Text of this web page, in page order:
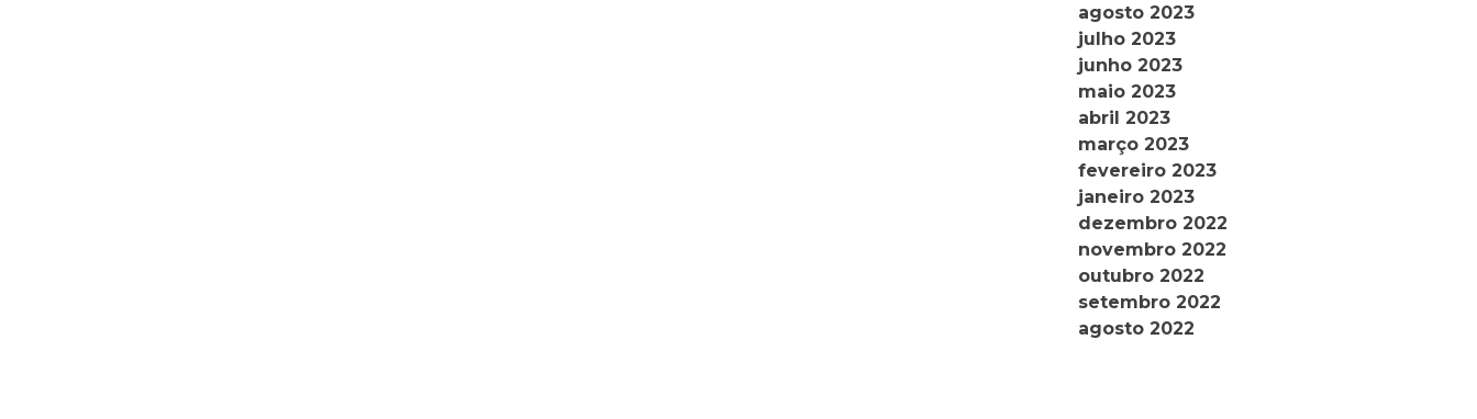
agosto 2023
julho 2023
junho 2023
maio 2023
abril 2023
março 2023
fevereiro 2023
janeiro 2023
dezembro 2022
novembro 2022
outubro 2022
setembro 2022
agosto 2022